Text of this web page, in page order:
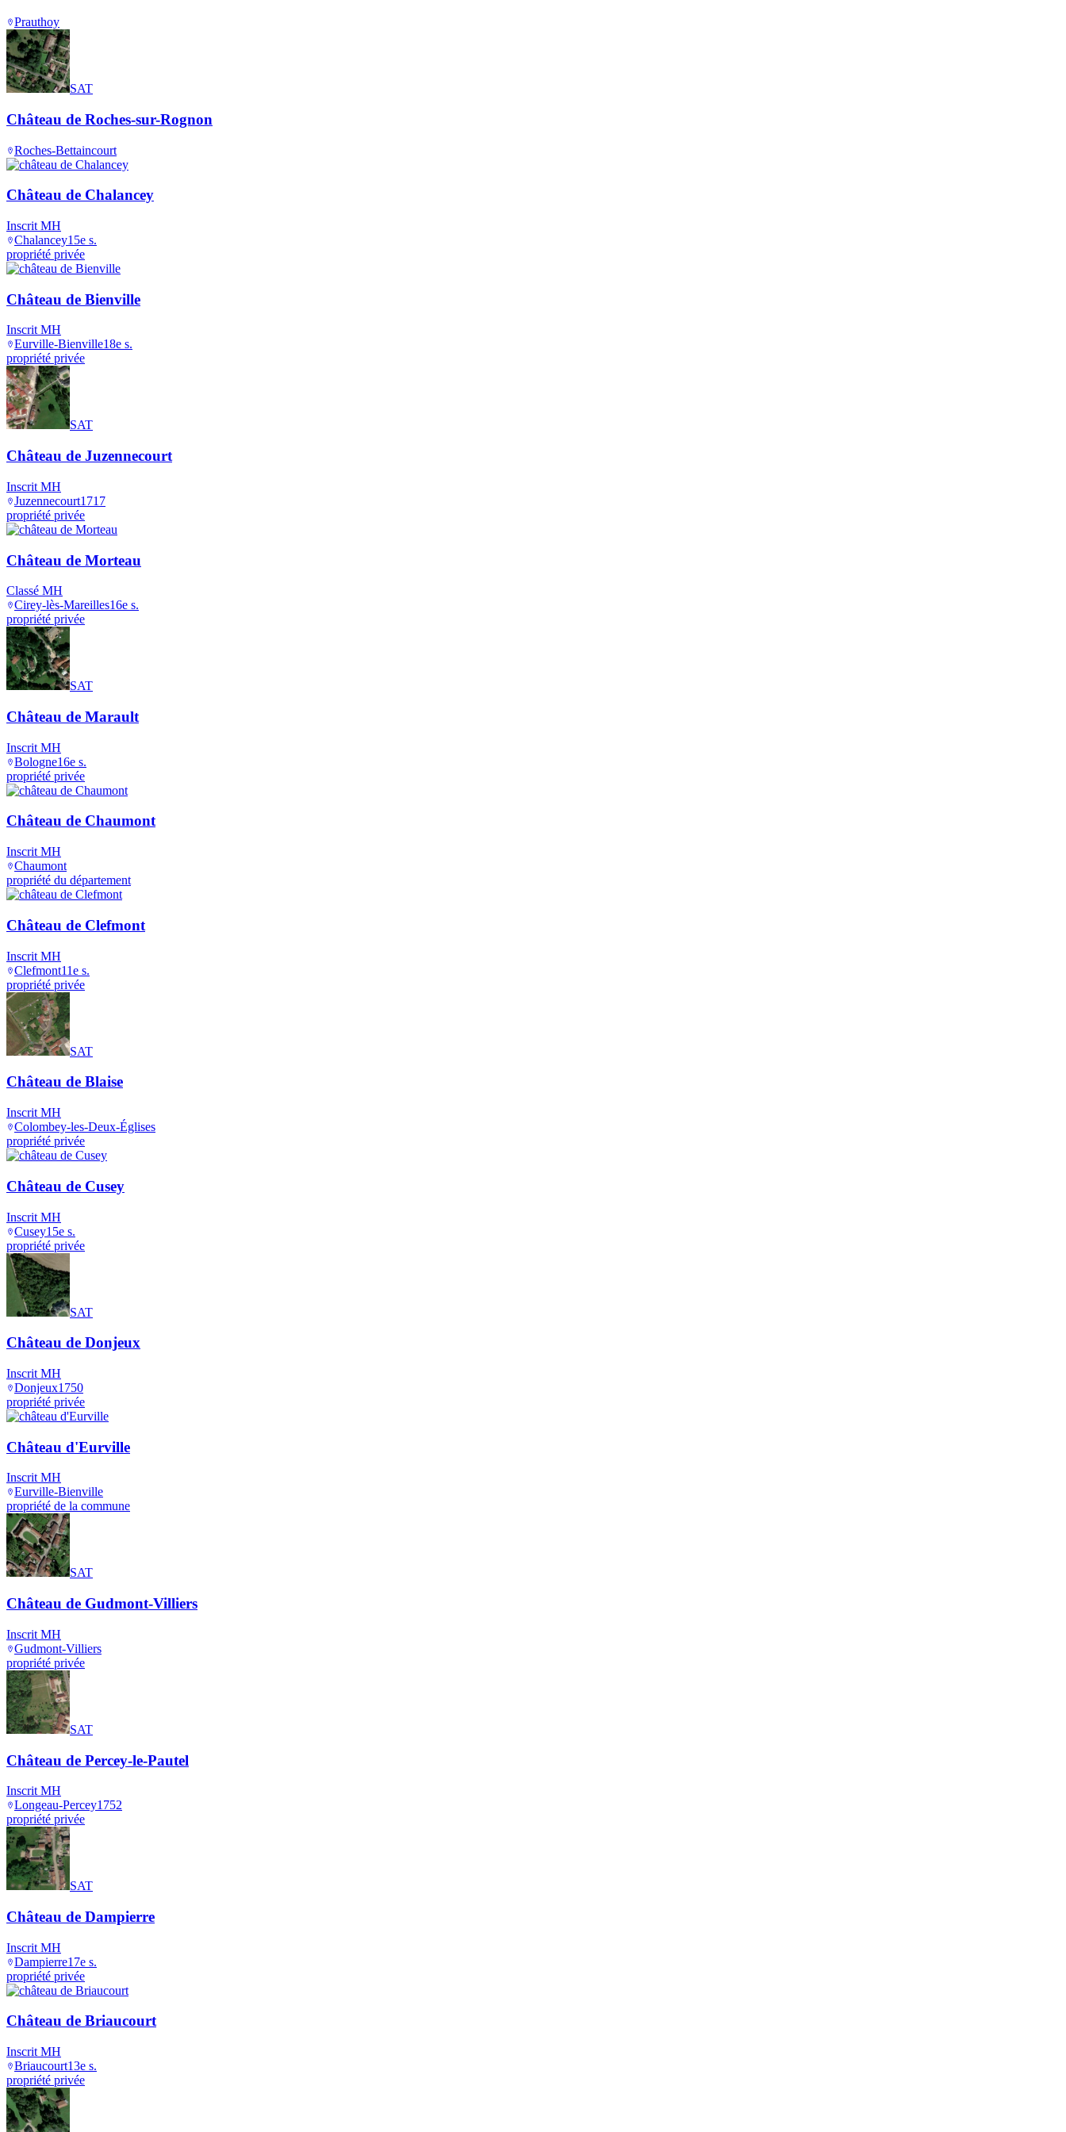
Prauthoy
SAT
Château de Roches-sur-Rognon
Roches-Bettaincourt
Château de Chalancey
Inscrit MH
Chalancey15e s.
propriété privée
Château de Bienville
Inscrit MH
Eurville-Bienville18e s.
propriété privée
SAT
Château de Juzennecourt
Inscrit MH
Juzennecourt1717
propriété privée
Château de Morteau
Classé MH
Cirey-lès-Mareilles16e s.
propriété privée
SAT
Château de Marault
Inscrit MH
Bologne16e s.
propriété privée
Château de Chaumont
Inscrit MH
Chaumont
propriété du département
Château de Clefmont
Inscrit MH
Clefmont11e s.
propriété privée
SAT
Château de Blaise
Inscrit MH
Colombey-les-Deux-Églises
propriété privée
Château de Cusey
Inscrit MH
Cusey15e s.
propriété privée
SAT
Château de Donjeux
Inscrit MH
Donjeux1750
propriété privée
Château d'Eurville
Inscrit MH
Eurville-Bienville
propriété de la commune
SAT
Château de Gudmont-Villiers
Inscrit MH
Gudmont-Villiers
propriété privée
SAT
Château de Percey-le-Pautel
Inscrit MH
Longeau-Percey1752
propriété privée
SAT
Château de Dampierre
Inscrit MH
Dampierre17e s.
propriété privée
Château de Briaucourt
Inscrit MH
Briaucourt13e s.
propriété privée